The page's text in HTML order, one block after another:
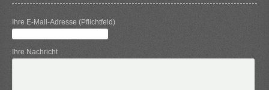
Ihre E-Mail-Adresse (Pflichtfeld)
Ihre Nachricht